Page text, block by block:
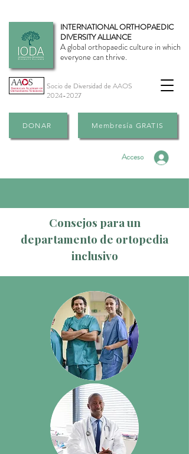
INTERNATIONAL ORTHOPAEDIC
DIVERSITY ALLIANCE
A global orthopaedic culture in which
everyone can thrive.
Socio de Diversidad de AAOS
2024-2027
DONAR Membresía GRATIS
Acceso
Consejos para un
departamento de ortopedia
inclusivo